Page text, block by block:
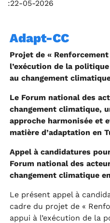
:22-05-2026
Adapt-CC
Projet de «
l’exécution de la
au changement
Le Forum national des
changement climatique,
approche harmonisée et
matière d’adaptation en
Appel à candidatures
Forum national des
changement climatique
Le présent appel à
cadre du projet de «
appui à l’exécution de la